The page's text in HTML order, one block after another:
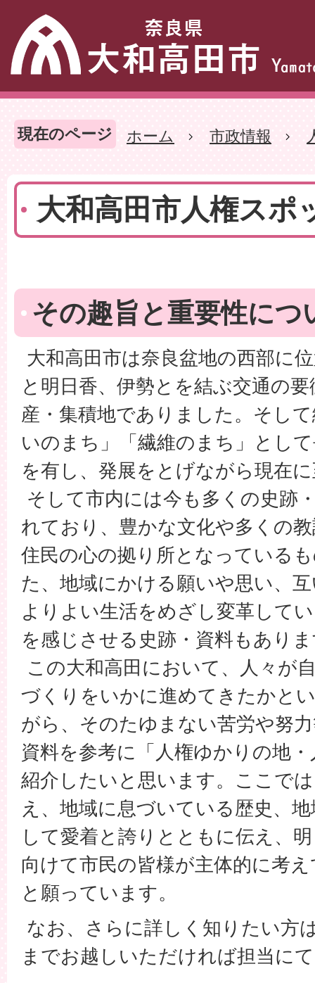
現在のページ ホーム 市政情報
大和高田市人権スポ
その趣旨と重要性につ
大和高田市は奈良盆地の西部に
と明日香、伊勢とを結ぶ交通の
産・集積地でありました。そし
いのまち」「繊維のまち」とし
を有し、発展をとげながら現在
そして市内には今も多くの史跡
れており、豊かな文化や多くの
住民の心の拠り所となっている
た、地域にかける願いや思い、
よりよい生活をめざし変革して
を感じさせる史跡・資料もあり
この大和高田において、人々が
づくりをいかに進めてきたかと
がら、そのたゆまない苦労や努
資料を参考に「人権ゆかりの地
紹介したいと思います。ここで
え、地域に息づいている歴史、
して愛着と誇りとともに伝え、
向けて市民の皆様が主体的に考
と願っています。
なお、さらに詳しく知りたい方
までお越しいただければ担当に